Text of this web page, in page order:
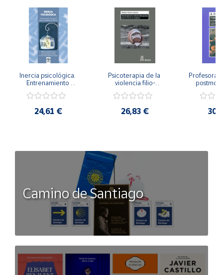
Inercia psicológica.
Entrenamiento
Igualdad de Género.
24,61 €
Psicoterapia de la
violencia filio-
secreto y la
26,83 €
Camino de Santiago